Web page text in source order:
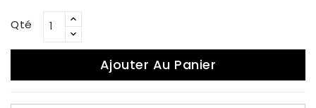
Qté
Ajouter Au Panier